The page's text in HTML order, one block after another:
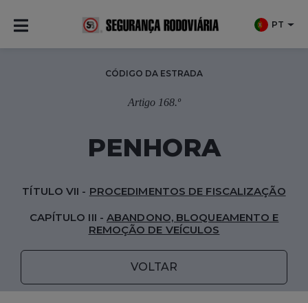
PT
CÓDIGO DA ESTRADA
Artigo 168.º
PENHORA
CAPÍTULO III -ABANDONO, BLOQUEAMENTO E
REMOÇÃO DE VEÍCULOS
TÍTULO VII - PROCEDIMENTOS DE FISCALIZAÇÃO
VOLTAR